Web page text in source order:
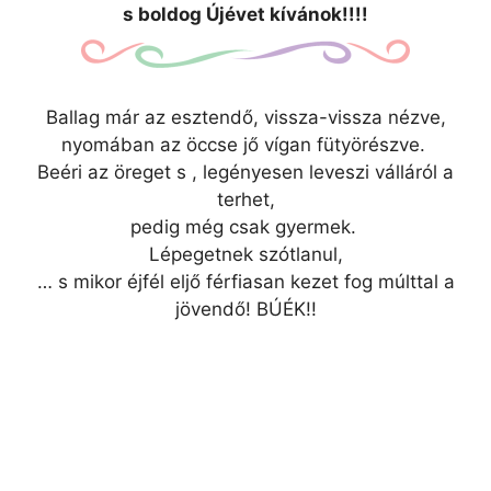
s boldog Újévet kívánok!!!!
Ballag már az esztendő, vissza-vissza nézve,
nyomában az öccse jő vígan fütyörészve.
Beéri az öreget s , legényesen leveszi válláról a
terhet,
pedig még csak gyermek.
Lépegetnek szótlanul,
… s mikor éjfél eljő férfiasan kezet fog múlttal a
jövendő! BÚÉK!!